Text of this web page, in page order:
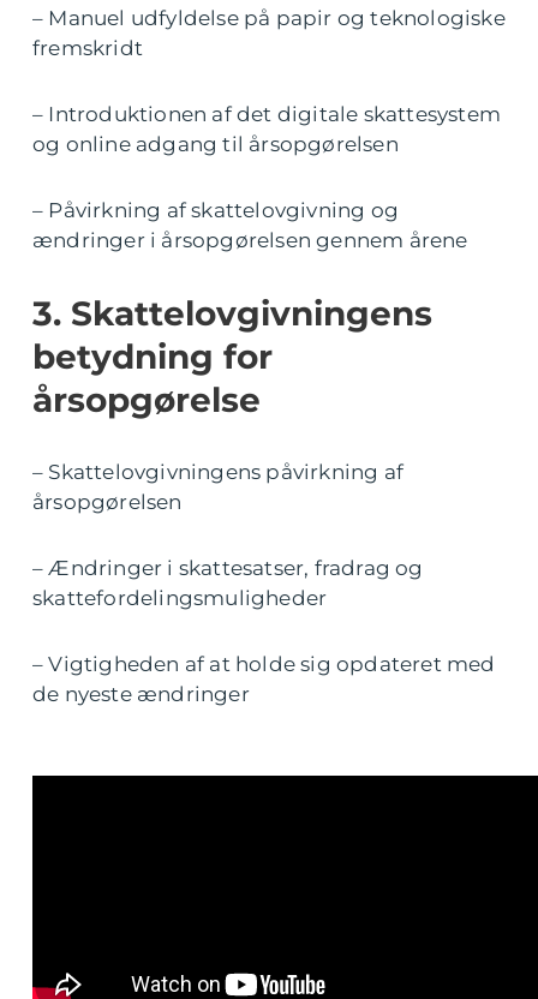
– Manuel udfyldelse på papir og teknologiske
fremskridt
– Introduktionen af det digitale skattesystem
og online adgang til årsopgørelsen
– Påvirkning af skattelovgivning og
ændringer i årsopgørelsen gennem årene
3. Skattelovgivningens
betydning for
årsopgørelse
– Skattelovgivningens påvirkning af
årsopgørelsen
– Ændringer i skattesatser, fradrag og
skattefordelingsmuligheder
– Vigtigheden af at holde sig opdateret med
de nyeste ændringer